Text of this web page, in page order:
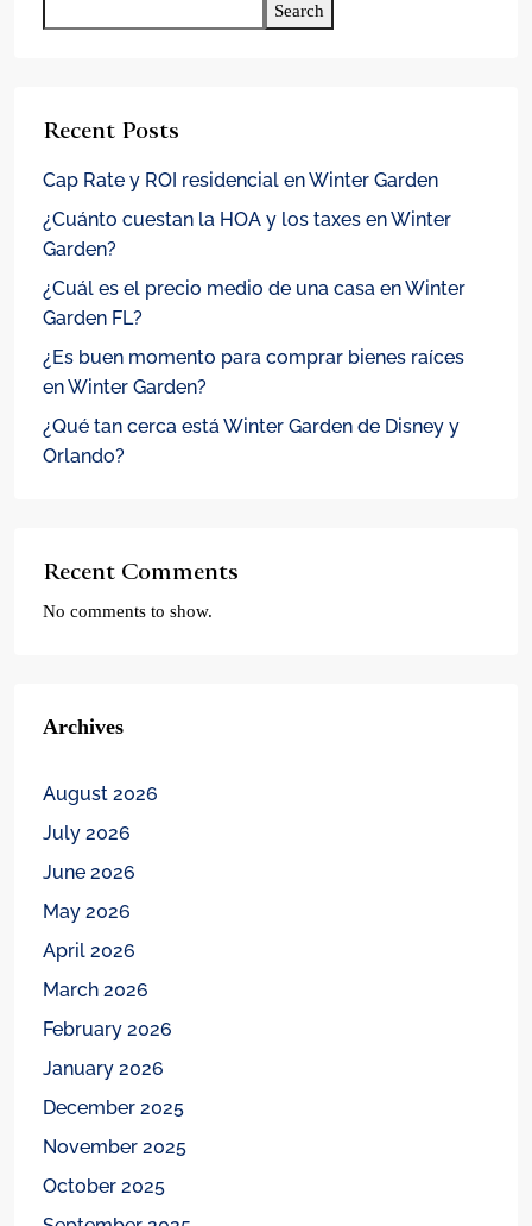
Search
Recent Posts
Cap Rate y ROI residencial en Winter Garden
¿Cuánto cuestan la HOA y los taxes en Winter
Garden?
¿Cuál es el precio medio de una casa en Winter
Garden FL?
¿Es buen momento para comprar bienes raíces
en Winter Garden?
¿Qué tan cerca está Winter Garden de Disney y
Orlando?
Recent Comments
No comments to show.
Archives
August 2026
July 2026
June 2026
May 2026
April 2026
March 2026
February 2026
January 2026
December 2025
November 2025
October 2025